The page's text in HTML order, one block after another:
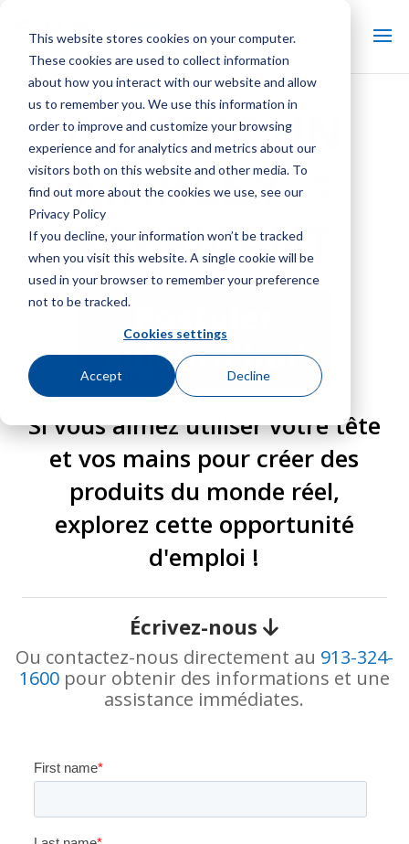
This website stores cookies on your computer.
These cookies are used to collect information
about how you interact with our website and allow
us to remember you. We use this information in
order to improve and customize your browsing
experience and for analytics and metrics about our
visitors both on this website and other media. To
find out more about the cookies we use, see our
Privacy Policy
If you decline, your information won’t be tracked
when you visit this website. A single cookie will be
used in your browser to remember your preference
not to be tracked.
Cookies settings
Accept Decline
DEVENIR UN
FABRICANT
Postuler
aujourd'hui!
Si vous aimez utiliser votre tête
et vos mains pour créer des
produits du monde réel,
explorez cette opportunité
d'emploi !
Écrivez-nous
Ou contactez-nous directement au 913-324-
1600pour obtenir des informations et une
assistance immédiates.